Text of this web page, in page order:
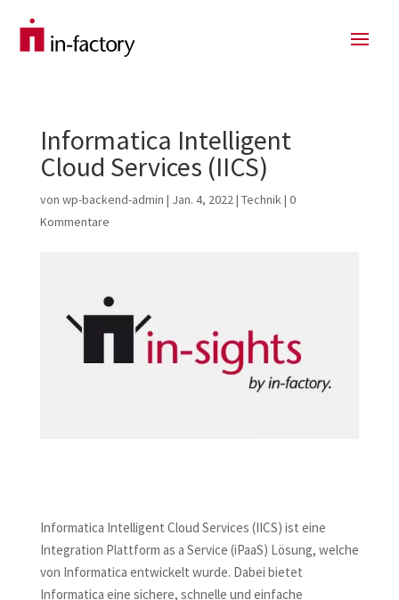
Informatica Intelligent
Cloud Services (IICS)
von wp-backend-admin | Jan. 4, 2022 | Technik | 0
Kommentare
Informatica Intelligent Cloud Services (IICS) ist eine
Integration Plattform as a Service (iPaaS) Lösung, welche
von Informatica entwickelt wurde. Dabei bietet
Informatica eine sichere, schnelle und einfache